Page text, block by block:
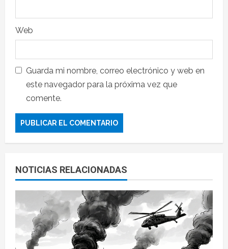
Web
Guarda mi nombre, correo electrónico y web en
este navegador para la próxima vez que
comente.
NOTICIAS RELACIONADAS